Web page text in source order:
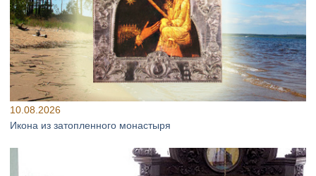
10.08.2026
Икона из затопленного монастыря